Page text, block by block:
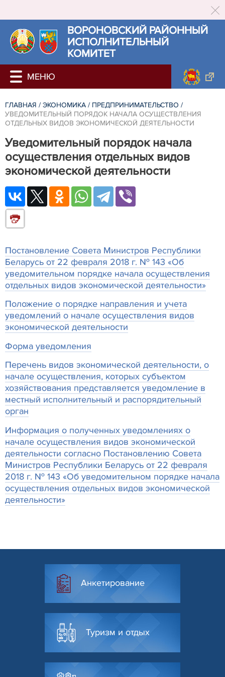
ВОРОНОВСКИЙ РАЙОННЫЙ
ИСПОЛНИТЕЛЬНЫЙ
КОМИТЕТ
ГЛАВНАЯ / ЭКОНОМИКА / ПРЕДПРИНИМАТЕЛЬСТВО /
УВЕДОМИТЕЛЬНЫЙ ПОРЯДОК НАЧАЛА ОСУЩЕСТВЛЕНИЯ
ОТДЕЛЬНЫХ ВИДОВ ЭКОНОМИЧЕСКОЙ ДЕЯТЕЛЬНОСТИ
Уведомительный порядок начала
осуществления отдельных видов
экономической деятельности
Постановление Совета Министров Республики
Беларусь от 22 февраля 2018 г. № 143 «Об
уведомительном порядке начала осуществления
отдельных видов экономической деятельности»
Положение о порядке направления и учета
уведомлений о начале осуществления видов
экономической деятельности
Форма уведомления
Перечень видов экономической деятельности, о
начале осуществления, которых субъектом
хозяйствования представляется уведомление в
местный исполнительный и распорядительный
орган
Информация о полученных уведомлениях о
начале осуществления видов экономической
деятельности согласно Постановлению Совета
Министров Республики Беларусь от 22 февраля
2018 г. № 143 «Об уведомительном порядке начала
осуществления отдельных видов экономической
деятельности»
Анкетирование
Туризм и отдых